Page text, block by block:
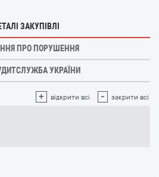
ЗАКУПІВЛІ
ПРО ПОРУШЕННЯ
УКРАЇНИ
+ відкрити всі - закрити всі